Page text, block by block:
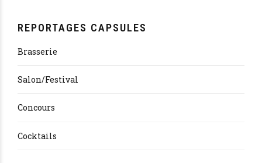
REPORTAGES CAPSULES
Brasserie
Salon/Festival
Concours
Cocktails